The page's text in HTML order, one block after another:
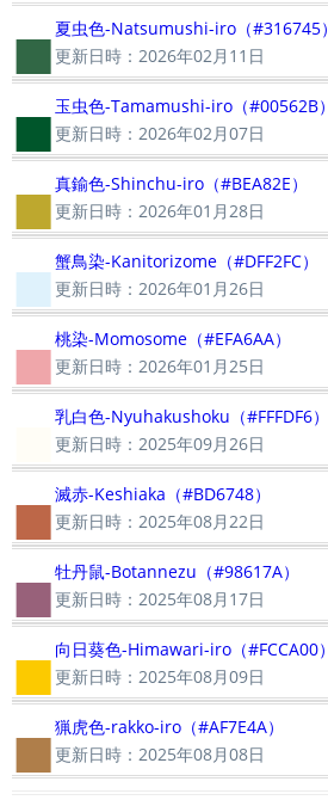
■夏虫色-Natsumushi-iro（#316745）
更新日時：2026年02月11日
■玉虫色-Tamamushi-iro（#00562B）
更新日時：2026年02月07日
■真鍮色-Shinchu-iro（#BEA82E）
更新日時：2026年01月28日
■蟹鳥染-Kanitorizome（#DFF2FC）
更新日時：2026年01月26日
■桃染-Momosome（#EFA6AA）
更新日時：2026年01月25日
■乳白色-Nyuhakushoku（#FFFDF6）
更新日時：2025年09月26日
■滅赤-Keshiaka（#BD6748）
更新日時：2025年08月22日
■牡丹鼠-Botannezu（#98617A）
更新日時：2025年08月17日
■向日葵色-Himawari-iro（#FCCA00）
更新日時：2025年08月09日
■猟虎色-rakko-iro（#AF7E4A）
更新日時：2025年08月08日